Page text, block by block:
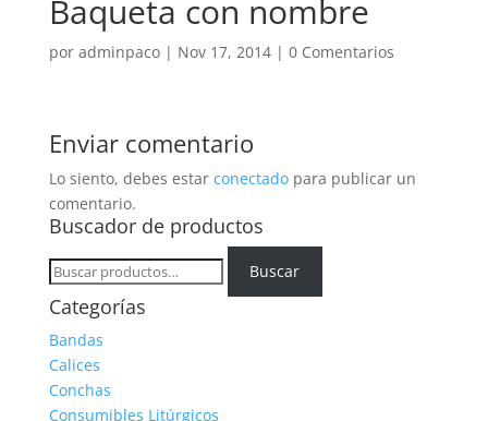
Baqueta con nombre
por adminpaco| Nov 17, 2014| 0 Comentarios
Enviar comentario
Lo siento, debes estar conectadopara publicar un
comentario.
Buscador de productos
Buscar
por:
Buscar
Categorías
Bandas
Calices
Conchas
Consumibles Litúrgicos